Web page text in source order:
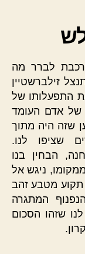
לברר מה
זילברשטיין
התפעלותו של
של אדם העומד
שזה היה מתוך
שציפו לנו.
הבחין בנו
ניגש אל
תקוע מטבע זהב
המתגרה
שזהו הסכום